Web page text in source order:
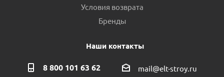
Условия возврата
Бренды
Наши контакты
8 800 101 63 62 mail@elt-stroy.ru